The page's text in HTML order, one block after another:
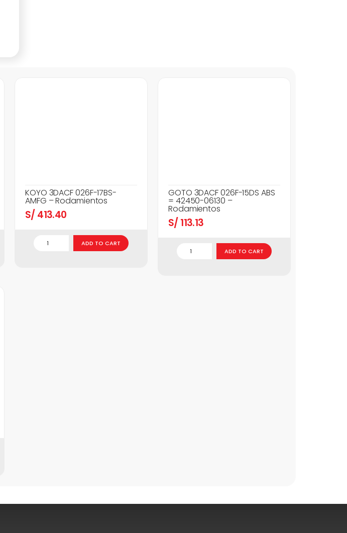
KOYO 3DACF 026F-17BS-
AMFG – Rodamientos
S/ 413.40
ADD TO CART
GOTO 3DACF 026F-15DS ABS
= 42450-06130 –
Rodamientos
S/ 113.13
ADD TO CART